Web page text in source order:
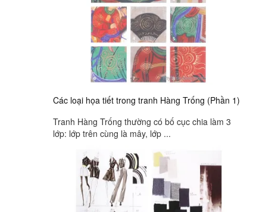
Các loại họa tiết trong tranh Hàng Trống (Phần 1)
Tranh Hàng Trống thường có bố cục chia làm 3
lớp: lớp trên cùng là mây, lớp ...